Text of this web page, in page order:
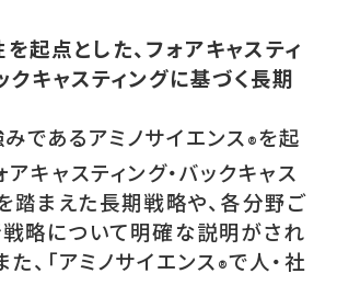
起点とした、フォアキャスティ
クキャスティングに基づく長期
であるアミノサイエンス®を起
アキャスティング・バックキャス
踏まえた長期戦略や、各分野ご
略について明確な説明がされ
た、「アミノサイエンス®で人・社